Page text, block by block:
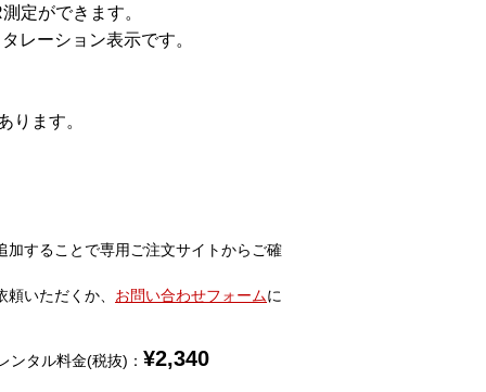
定ができます。
レーション表示です。
ります。
することで専用ご注文サイトからご確
いただくか、 お問い合わせフォームに
ンタル料金(税抜)： ¥2,340